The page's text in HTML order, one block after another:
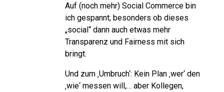
Auf (noch mehr) Social Commerce bin
ich gespannt; besonders ob dieses
„social“ dann auch etwas mehr
Transparenz und Fairness mit sich
bringt.
Und zum ‚Umbruch‘: Kein Plan ‚wer‘ den
‚wie‘ messen will,… aber Kollegen,